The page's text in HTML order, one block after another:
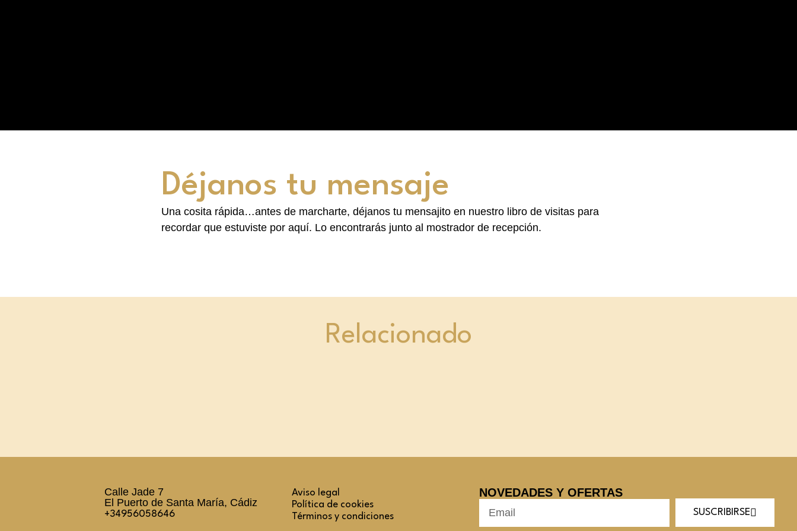
Déjanos tu mensaje
Una cosita rápida…antes de marcharte, déjanos tu mensajito en nuestro libro de visitas para
recordar que estuviste por aquí. Lo encontrarás junto al mostrador de recepción.
Relacionado
Calle Jade 7
El Puerto de Santa María, Cádiz
+34956058646
Aviso legal
Política de cookies
Términos y condiciones
NOVEDADES Y OFERTAS
SUSCRIBIRSE